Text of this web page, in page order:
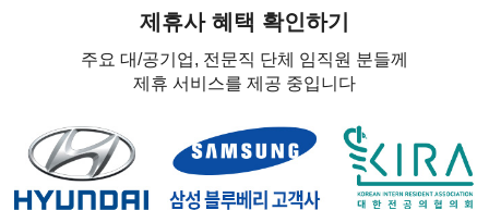
제휴사 혜택 확인하기
주요 대/공기업, 전문직 단체 임직원 분들께
제휴 서비스를 제공 중입니다